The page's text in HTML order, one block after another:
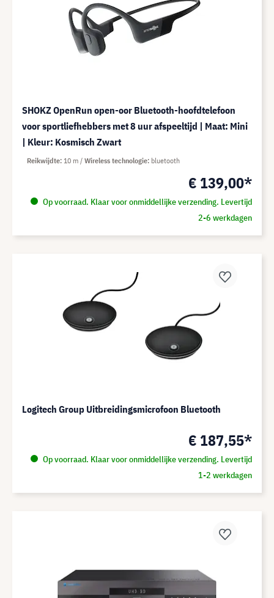
SHOKZ OpenRun open-oor Bluetooth-hoofdtelefoon
voor sportliefhebbers met 8 uur afspeeltijd | Maat: Mini
| Kleur: Kosmisch Zwart
€ 139,00*
Op voorraad. Klaar voor onmiddellijke verzending. Levertijd
2-6 werkdagen
Reikwijdte 10 m Wireless technologie bluetooth
Logitech Group Uitbreidingsmicrofoon Bluetooth
€ 187,55*
Op voorraad. Klaar voor onmiddellijke verzending. Levertijd
1-2 werkdagen